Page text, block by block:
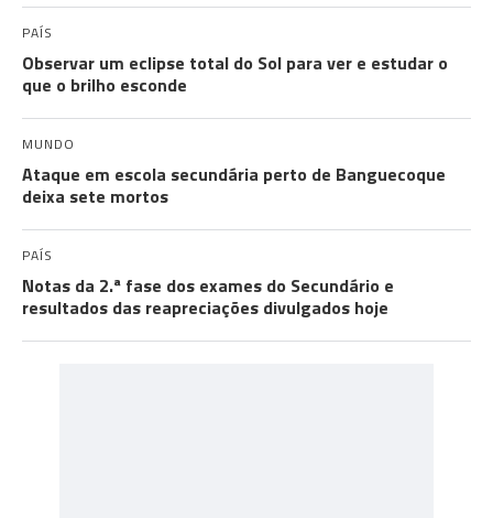
PAÍS
Observar um eclipse total do Sol para ver e estudar o
que o brilho esconde
MUNDO
Ataque em escola secundária perto de Banguecoque
deixa sete mortos
PAÍS
Notas da 2.ª fase dos exames do Secundário e
resultados das reapreciações divulgados hoje